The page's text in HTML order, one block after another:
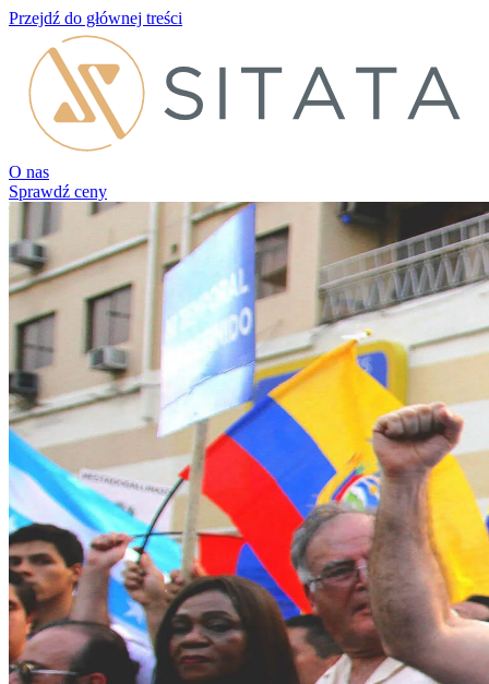
Przejdź do głównej treści
O nas
Sprawdź ceny